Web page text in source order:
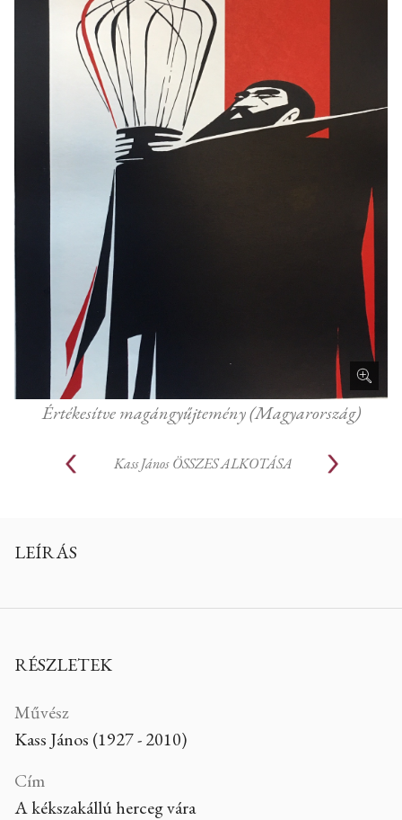
Értékesítve magángyűjtemény (Magyarország)
Kass János ÖSSZES ALKOTÁSA
LEÍRÁS
RÉSZLETEK
Művész
Kass János (1927 - 2010)
Cím
A kékszakállú herceg vára